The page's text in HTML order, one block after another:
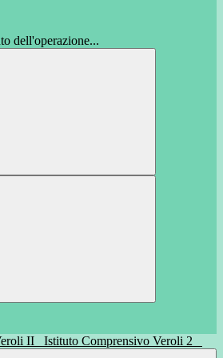
dell'operazione...
Istituto Comprensivo Veroli 2